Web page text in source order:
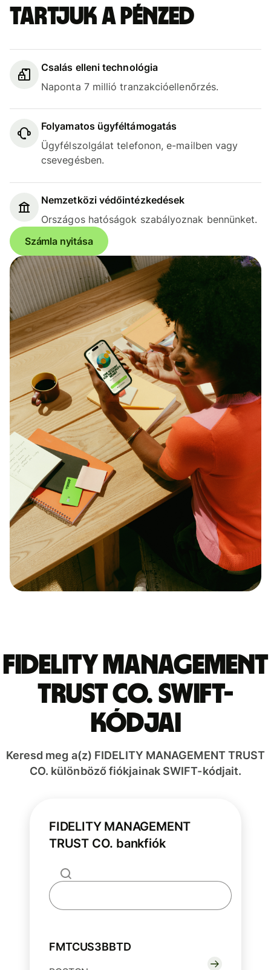
tartjuk a pénzed
Csalás elleni technológia
Naponta 7 millió tranzakcióellenőrzés.
Folyamatos ügyféltámogatás
Ügyfélszolgálat telefonon, e-mailben vagy
csevegésben.
Nemzetközi védőintézkedések
Országos hatóságok szabályoznak bennünket.
Számla nyitása
FIDELITY MANAGEMENT
TRUST CO. SWIFT-
kódjai
Keresd meg a(z) FIDELITY MANAGEMENT TRUST
CO. különböző fiókjainak SWIFT-kódjait.
FIDELITY MANAGEMENT
TRUST CO. bankfiók
FMTCUS3BBTD